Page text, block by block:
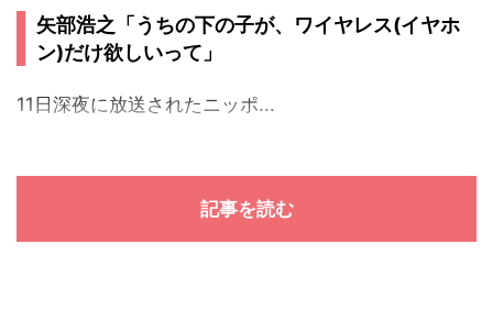
矢部浩之「うちの下の子が、ワイヤレス(イヤホ
ン)だけ欲しいって」
11日深夜に放送されたニッポ...
記事を読む